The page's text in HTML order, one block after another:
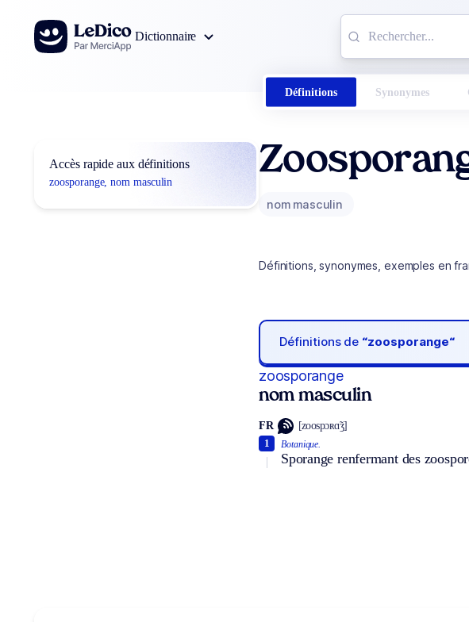
Aller au contenu
Dictionnaire
Définitions Synonymes
Accès rapide aux définitions
zoosporange, nom masculin
nom masculin
Définitions, synonymes, exemples en
Définitions de “zoosporange“
zoosporange
nom masculin
FR [zoospɔʀɑ̃ʒ]
Botanique.
Sporange renfermant des
1